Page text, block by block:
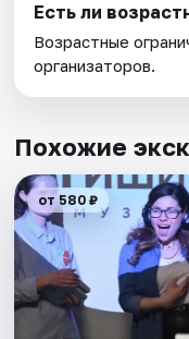
Есть ли
Возрастные
организаторов.
Похожие
от 580 ₽